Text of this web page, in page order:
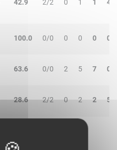
42.9 2/2 0 1 1 4
100.0 0/0 0 0 0 0
63.6 0/0 2 5 7 0
28.6 2/2 0 2 2 5